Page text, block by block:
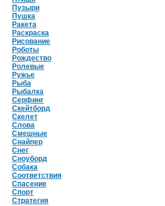
Пузыри
Пушка
Ракета
Раскраска
Рисование
Роботы
Рождество
Ролевые
Ружье
Рыба
Рыбалка
Серфинг
Скейтборд
Скелет
Слова
Смешные
Снайпер
Снег
Сноуборд
Собака
Соответствия
Спасение
Спорт
Стратегия